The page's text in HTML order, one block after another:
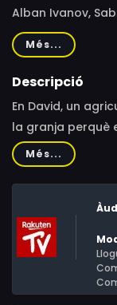
Alban Ivanov,
Bernier, Guy
Marie Blanche
Ariana Rivoire,
Durand, Patrick
Més...
Descripció
En David, un
la granja perquè
de tirar la
escenificar el
l'ajuda d'un
cegament, la
Més...